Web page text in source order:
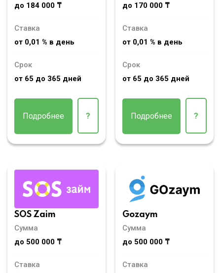
до 184 000 ₸
Ставка
от 0,01 % в день
Срок
от 65 до 365 дней
Подробнее ?
до 170 000 ₸
Ставка
от 0,01 % в день
Срок
от 65 до 365 дней
Подробнее ?
SOS Zaim
Сумма
до 500 000 ₸
Ставка
Gozaym
Сумма
до 500 000 ₸
Ставка